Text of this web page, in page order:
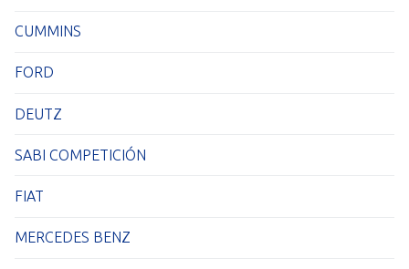
CUMMINS
FORD
DEUTZ
SABI COMPETICIÓN
FIAT
MERCEDES BENZ